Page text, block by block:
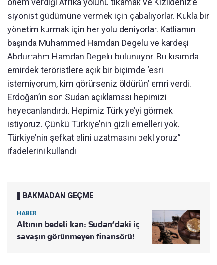
önem verdiği Afrika yolunu tıkamak ve Kızıldeniz’e
siyonist güdümüne vermek için çabalıyorlar. Kukla bir
yönetim kurmak için her yolu deniyorlar. Katliamın
başında Muhammed Hamdan Degelu ve kardeşi
Abdurrahm Hamdan Degelu bulunuyor. Bu kısımda
emirdek teröristlere açık bir biçimde ‘esri
istemiyorum, kim görürseniz öldürün’ emri verdi.
Erdoğan’ın son Sudan açıklaması hepimizi
heyecanlandırdı. Hepimiz Türkiye’yi görmek
istiyoruz. Çünkü Türkiye’nin gizli emelleri yok.
Türkiye’nin şefkat elini uzatmasını bekliyoruz”
ifadelerini kullandı.
BAKMADAN GEÇME
HABER
Altının bedeli kan: Sudan’daki iç
savaşın görünmeyen finansörü!